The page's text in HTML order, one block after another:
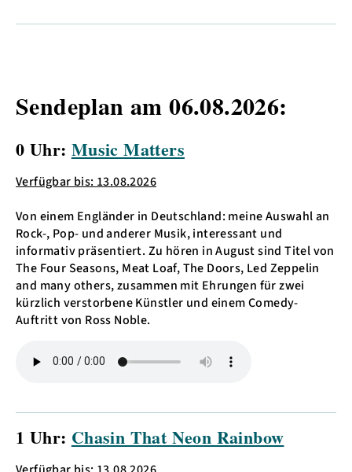
Sendeplan am 06.08.2026:
0 Uhr: Music Matters
Verfügbar bis: 13.08.2026
Von einem Engländer in Deutschland: meine Auswahl an
Rock-, Pop- und anderer Musik, interessant und
informativ präsentiert. Zu hören in August sind Titel von
The Four Seasons, Meat Loaf, The Doors, Led Zeppelin
and many others, zusammen mit Ehrungen für zwei
kürzlich verstorbene Künstler und einem Comedy-
Auftritt von Ross Noble.
1 Uhr: Chasin That Neon Rainbow